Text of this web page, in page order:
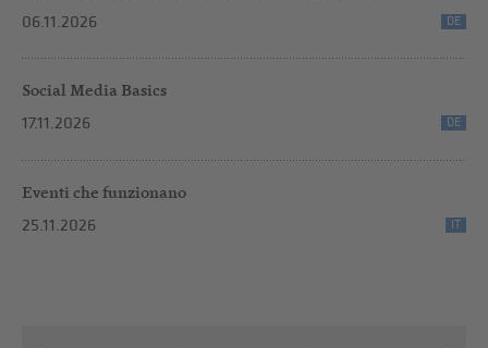
06.11.2026
DE
Social Media Basics
17.11.2026
DE
Eventi che funzionano
25.11.2026
IT